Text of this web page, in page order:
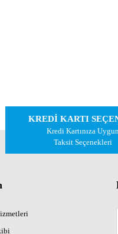
KREDİ KARTI
Kredi Kartınıza
Taksit Seçenekleri